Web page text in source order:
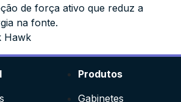
de força ativo que reduz a
na fonte.
Hawk
Produtos
Gabinetes